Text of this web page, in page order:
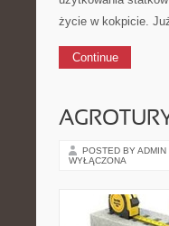
życie w kokpicie.
Continue
POSTED BY ADMIN
WYŁĄCZONA